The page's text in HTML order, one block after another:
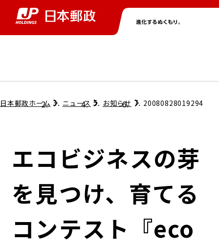
グループ情報トップ
コンプライアンス
ガバナンス
コンダクト向上の取組み
株主・投資家情報トップ
個人投資家のみなさまへ
株式情報
財務情報・IR資料
ニューストップ
サステナビリティトップ
担当役員メッセージ
サステナビリティマネジメント
持続可能な金融のフレームワーク
採用情報トップ
日本郵政ホーム ニュース お知らせ 20080828019294
エコビジネスの芽
を見つけ、育てる
コンテスト『eco